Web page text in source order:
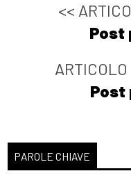
<<
Post
Post
PAROLE CHIAVE